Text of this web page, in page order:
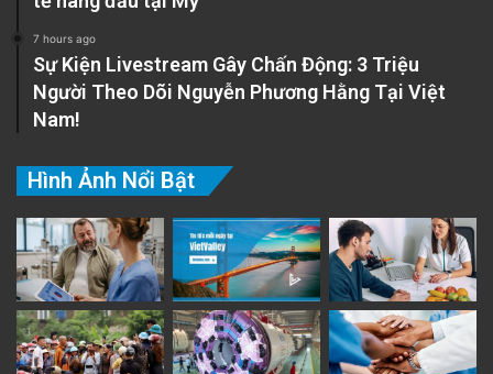
7 hours ago
Sự Kiện Livestream Gây Chấn Động: 3 Triệu
Người Theo Dõi Nguyễn Phương Hằng Tại Việt
Nam!
Hình Ảnh Nổi Bật